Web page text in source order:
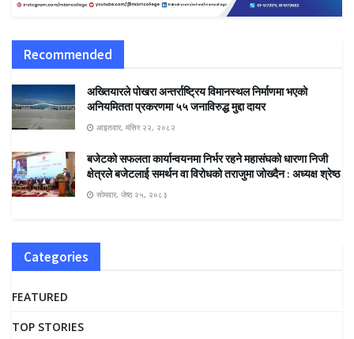
Recommended
अख्तियारले पोखरा अन्तर्राष्ट्रिय विमानस्थल निर्माणमा भएको
अनियमितता प्रकरणमा ५५ जनाविरुद्ध मुद्दा दायर
आइतवार, मंसिर २२, २०८२
बजेटको सफलता कार्यान्वयनमा निर्भर रहने महासंघको धारणा निजी
क्षेत्रले बजेटलाई समर्थन वा विरोधको तराजुमा जोख्दैन : अध्यक्ष श्रेष्ठ
सोमवार, जेष्ठ २५, २०८३
Categories
FEATURED
TOP STORIES